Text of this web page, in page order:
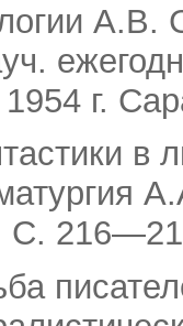
А.В.
г.
в
С.